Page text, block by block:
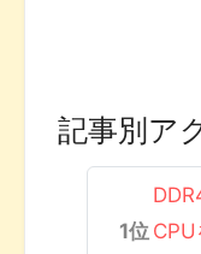
記事別ア
CPU